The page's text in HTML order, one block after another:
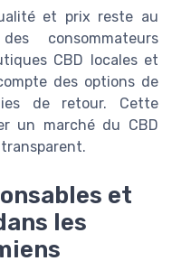
et prix reste au
consommateurs
CBD locales et
des options de
de retour. Cette
un marché du CBD
et
les